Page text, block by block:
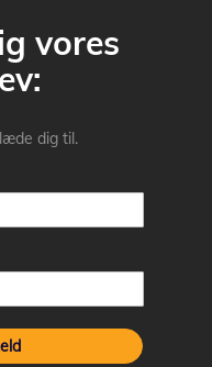
vores
dig til.